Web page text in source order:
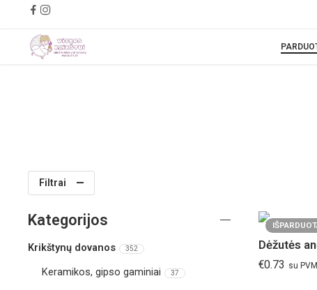
Filtrai
Dėžutės
€0.73 su PVM
Kategorijos
Krikštynų dovanos 352
Keramikos, gipso gaminiai 37